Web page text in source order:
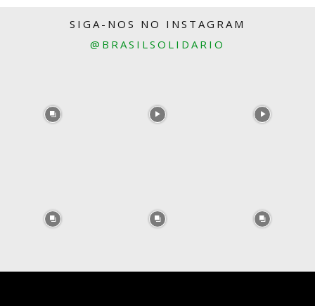
SIGA-NOS NO INSTAGRAM
@BRASILSOLIDARIO